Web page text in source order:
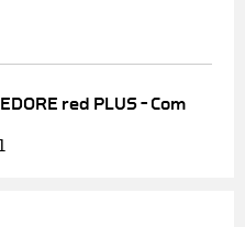
red PLUS – Com